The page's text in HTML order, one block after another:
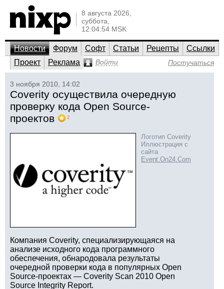
8 августа 2026,
суббота,
12:04:54 MSK
Новости Форум Софт Статьи Рецепты
Ссылки
Проект
Реклама Войти Постучаться
3 ноября 2010, 14:02
Coverity осуществила очередную
проверку кода Open Source-
проектов
2
Логотип Coverity
Иллюстрация с
сайта
Event.On24.Com
Компания Coverity, специализирующаяся на
анализе исходного кода программного
обеспечения, обнародовала результаты
очередной проверки кода в популярных Open
Source-проектах — Coverity Scan 2010 Open
Source Integrity Report.